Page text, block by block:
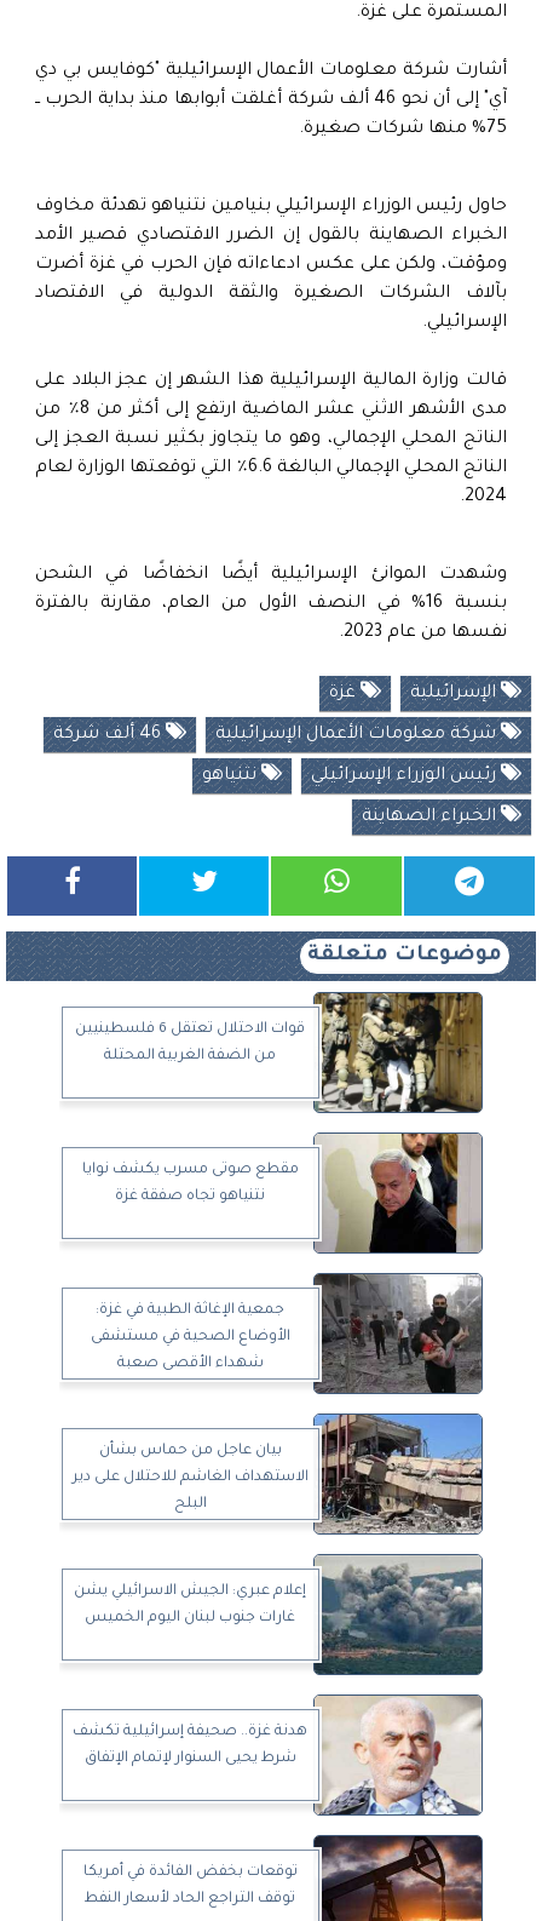
المستمرة على غزة.
أشارت شركة معلومات الأعمال الإسرائيلية "كوفايس بي دي
آي" إلى أن نحو 46 ألف شركة أغلقت أبوابها منذ بداية الحرب ــ
75% منها شركات صغيرة.
حاول رئيس الوزراء الإسرائيلي بنيامين نتنياهو تهدئة مخاوف
الخبراء الصهاينة بالقول إن الضرر الاقتصادي قصير الأمد
ومؤقت، ولكن على عكس ادعاءاته فإن الحرب في غزة أضرت
بآلاف الشركات الصغيرة والثقة الدولية في الاقتصاد
الإسرائيلي.
قالت وزارة المالية الإسرائيلية هذا الشهر إن عجز البلاد على
مدى الأشهر الاثني عشر الماضية ارتفع إلى أكثر من 8٪ من
الناتج المحلي الإجمالي، وهو ما يتجاوز بكثير نسبة العجز إلى
الناتج المحلي الإجمالي البالغة 6.6٪ التي توقعتها الوزارة لعام
2024.
وشهدت الموانئ الإسرائيلية أيضًا انخفاضًا في الشحن
بنسبة 16% في النصف الأول من العام، مقارنة بالفترة
نفسها من عام 2023.
الإسرائيلية غزة
شركة معلومات الأعمال الإسرائيلية 46 ألف شركة
رئيس الوزراء الإسرائيلي نتنياهو
الخبراء الصهاينة
موضوعات متعلقة
قوات الاحتلال تعتقل 6 فلسطينيين
من الضفة الغربية المحتلة
مقطع صوتى مسرب يكشف نوايا
نتنياهو تجاه صفقة غزة
جمعية الإغاثة الطبية في غزة:
الأوضاع الصحية في مستشفى
شهداء الأقصى صعبة
بيان عاجل من حماس بشأن
الاستهداف الغاشم للاحتلال على دير
البلح
إعلام عبري: الجيش الاسرائيلي يشن
غارات جنوب لبنان اليوم الخميس
هدنة غزة.. صحيفة إسرائيلية تكشف
شرط يحيى السنوار لإتمام الإتفاق
توقعات بخفض الفائدة في أمريكا
توقف التراجع الحاد لأسعار النفط